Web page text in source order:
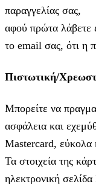
παραγγελίας σας,
αφού πρώτα λάβετε
το email σας, ότι η
Πιστωτική/
Μπορείτε να
ασφάλεια και
Mastercard, εύκολα
Τα στοιχεία της
ηλεκτρονική